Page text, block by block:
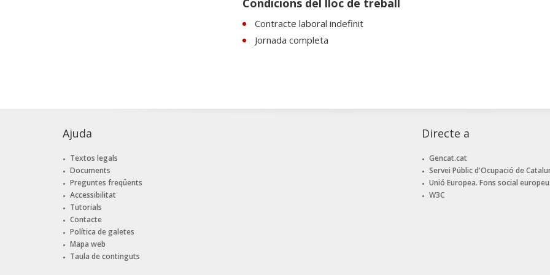
Condicions del lloc de treball
Contracte laboral indefinit
Jornada completa
Ajuda
Textos legals
Documents
Preguntes freqüents
Accessibilitat
Tutorials
Contacte
Política de galetes
Mapa web
Taula de continguts
Directe a
Gencat.cat
Servei Públic d'Ocupació de
Unió Europea. Fons social europeu.
W3C